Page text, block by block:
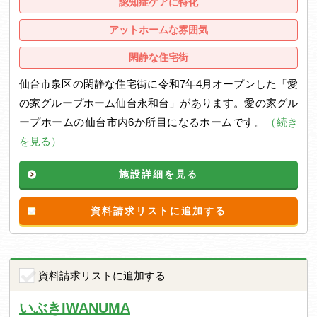
アットホームな雰囲気
閑静な住宅街
仙台市泉区の閑静な住宅街に令和7年4月オープンした「愛
の家グループホーム仙台永和台」があります。愛の家グル
ープホームの仙台市内6か所目になるホームです。
（続き
を見る ）
施設詳細を見る
資料請求リストに追加する
資料請求リストに追加する
いぶきIWANUMA